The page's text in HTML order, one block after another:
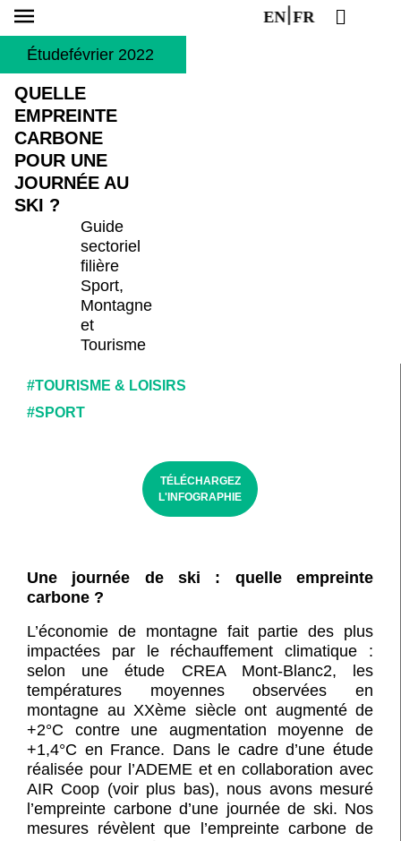
EN FR
Étudefévrier 2022
QUELLE
EMPREINTE
CARBONE
POUR UNE
JOURNÉE AU
SKI ?
Guide
sectoriel
filière
Sport,
Montagne
et
Tourisme
#TOURISME & LOISIRS
#SPORT
TÉLÉCHARGEZ
L'INFOGRAPHIE
Une journée de ski : quelle empreinte
carbone ?
L’économie de montagne fait partie des plus
impactées par le réchauffement climatique :
selon une étude CREA Mont-Blanc2, les
températures moyennes observées en
montagne au XXème siècle ont augmenté de
+2°C contre une augmentation moyenne de
+1,4°C en France. Dans le cadre d’une étude
réalisée pour l’ADEME et en collaboration avec
AIR Coop (voir plus bas), nous avons mesuré
l’empreinte carbone d’une journée de ski. Nos
mesures révèlent que l’empreinte carbone de